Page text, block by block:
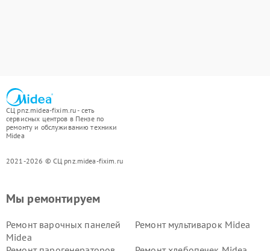
СЦ pnz.midea-fixim.ru - сеть
сервисных центров в Пензе по
ремонту и обслуживанию техники
Midea
2021-2026 © СЦ pnz.midea-fixim.ru
Мы ремонтируем
Ремонт варочных панелей
Midea
Ремонт мультиварок Midea